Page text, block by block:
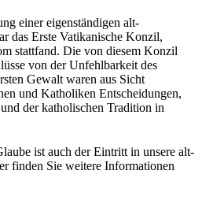
einer eigenständigen alt-
das Erste Vatikanische Konzil,
stattfand. Die von diesem Konzil
von der Unfehlbarkeit des
Gewalt waren aus Sicht
und Katholiken Entscheidungen,
der katholischen Tradition in
ist auch der Eintritt in unsere alt-
finden Sie weitere Informationen